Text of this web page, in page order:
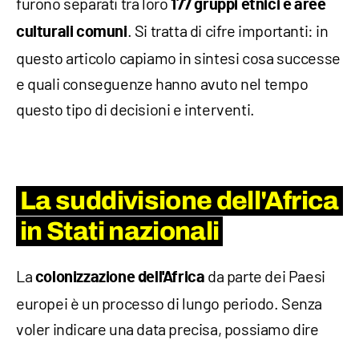
177 gruppi etnici e aree
culturali comuni. Si tratta di cifre importanti: in
questo articolo capiamo in sintesi cosa successe
e quali conseguenze hanno avuto nel tempo
questo tipo di decisioni e interventi.
La suddivisione dell'Africa
in Stati nazionali
La colonizzazione dell'Africa da parte dei Paesi
europei è un processo di lungo periodo. Senza
voler indicare una data precisa, possiamo dire